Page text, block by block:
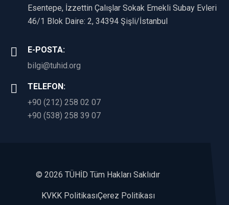
Esentepe, İzzettin Çalışlar Sokak Emekli Subay Evleri
46/1 Blok Daire: 2, 34394 Şişli/İstanbul
E-POSTA:
bilgi@tuhid.org
TELEFON:
+90 (212) 258 02 07
+90 (538) 258 39 07
© 2026 TÜHİD Tüm Hakları Saklıdır
KVKK PolitikasıÇerez Politikası